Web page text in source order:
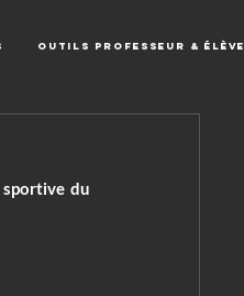
Outils professeur & élève
du